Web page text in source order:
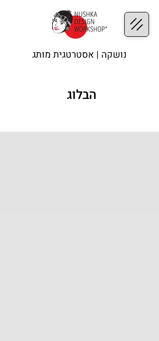
נושקה | אסטרטגית מותג
הבלוג